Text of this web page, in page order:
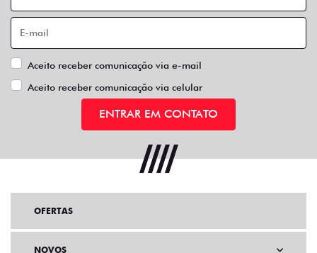
Aceito receber comunicação via e-mail
Aceito receber comunicação via celular
ENTRAR EM CONTATO
OFERTAS
NOVOS